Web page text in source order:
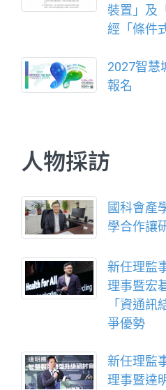
裝置」及
經「條件
2027智慧
報名
人物採訪
國科會產
學合作讓
新任理監
理事暨宏
「資通
爭優勢
新任理監
理事暨達